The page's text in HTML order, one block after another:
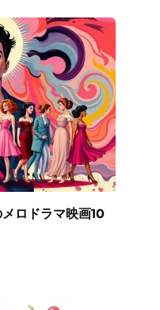
ロドラマ映画10